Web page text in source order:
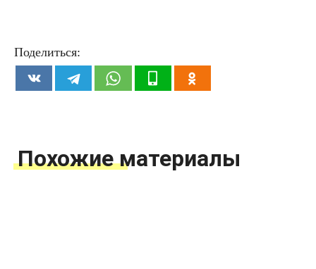
Поделиться:
Похожие материалы